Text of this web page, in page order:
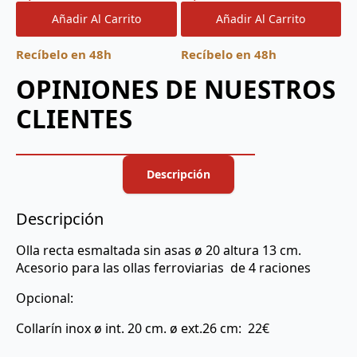
Añadir Al Carrito
Recíbelo en 48h
Añadir Al Carrito
Recíbelo en 48h
OPINIONES DE NUESTROS
CLIENTES
Descripción
Descripción
Olla recta esmaltada sin asas ø 20 altura 13 cm.
Acesorio para las ollas ferroviarias de 4 raciones
Opcional:
Collarín inox ø int. 20 cm. ø ext.26 cm: 22€